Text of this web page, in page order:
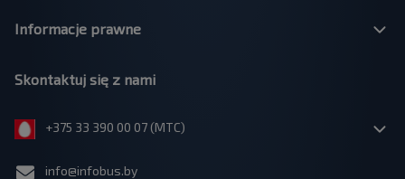
Informacje prawne
Skontaktuj się z nami
+375 33 390 00 07 (МТС)
info@infobus.by